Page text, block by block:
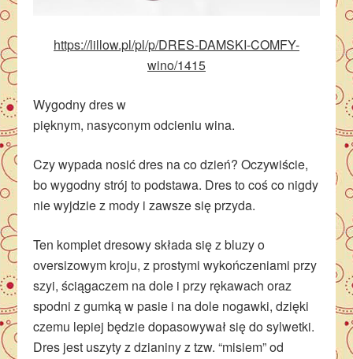
https://lillow.pl/pl/p/DRES-DAMSKI-COMFY-
wino/1415
Wygodny dres w
pięknym, nasyconym odcieniu wina.
Czy wypada nosić dres na co dzień? Oczywiście,
bo wygodny strój to podstawa. Dres to coś co nigdy
nie wyjdzie z mody i zawsze się przyda.
Ten komplet dresowy składa się z bluzy o
oversizowym kroju, z prostymi wykończeniami przy
szyi, ściągaczem na dole i przy rękawach oraz
spodni z gumką w pasie i na dole nogawki, dzięki
czemu lepiej będzie dopasowywał się do sylwetki.
Dres jest uszyty z dzianiny z tzw. “misiem” od